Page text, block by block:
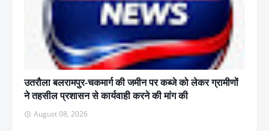
उतरौला बलरामपुर-चकमार्ग की जमीन पर कब्जे को लेकर ग्रामीणों
ने तहसील प्रशासन से कार्यवाही करने की मांग की
August 08, 2026